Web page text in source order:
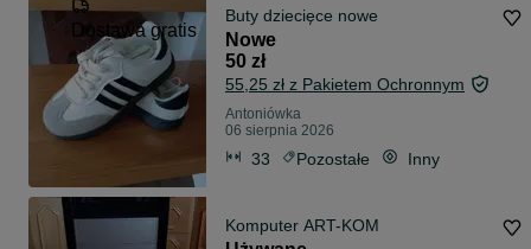
Dostawa gratis
Buty dziecięce nowe
Nowe
50 zł
55,25 zł z Pakietem Ochronnym
Antoniówka
06 sierpnia 2026
33 Pozostałe Inny
Komputer ART-KOM